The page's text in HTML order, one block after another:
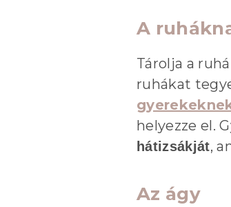
A
Tárolja a
ruhákat
helyezze el.
hátizsákját,
Az ágy